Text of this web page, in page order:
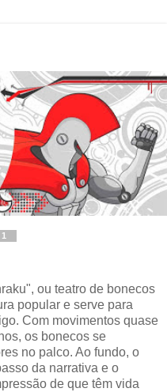
ou teatro de bonecos
popular e serve para
Com movimentos quase
os bonecos se
no palco. Ao fundo, o
da narrativa e o
de que têm vida